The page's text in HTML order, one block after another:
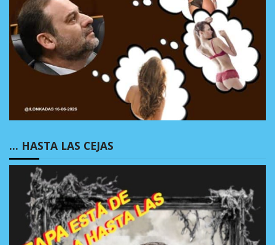
… HASTA LAS CEJAS